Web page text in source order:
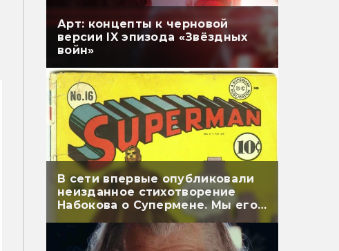
Арт: концепты к черновой
версии IX эпизода «Звёздных
войн»
В сети впервые опубликовали
неизданное стихотворение
Набокова о Супермене. Мы его
перевели